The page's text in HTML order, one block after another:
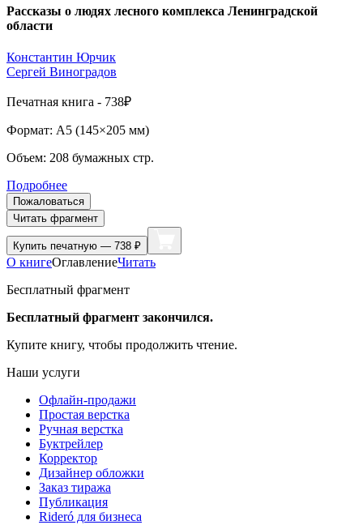
Рассказы о людях лесного комплекса Ленинградской
области
Константин Юрчик
Сергей Виноградов
Печатная книга - 738₽
Формат: A5 (145×205 мм)
Объем: 208 бумажных стр.
Подробнее
Пожаловаться
Читать фрагмент
Купить печатную — 738 ₽
О книгеОглавлениеЧитать
Бесплатный фрагмент
Бесплатный фрагмент закончился.
Купите книгу, чтобы продолжить чтение.
Наши услуги
Офлайн-продажи
Простая верстка
Ручная верстка
Буктрейлер
Корректор
Дизайнер обложки
Заказ тиража
Публикация
Rideró для бизнеса